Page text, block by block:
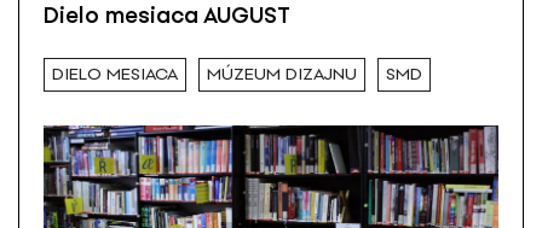
Dielo mesiaca AUGUST
DIELO MESIACA MÚZEUM DIZAJNU SMD